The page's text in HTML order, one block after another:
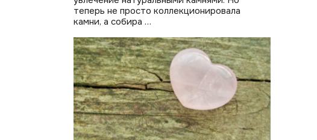
теперь не просто коллекционировала
камни, а собира …